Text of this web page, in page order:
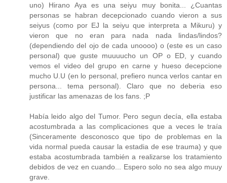
uno) Hirano Aya es una seiyu muy bonita... ¿Cuantas
personas se habran decepcionado cuando vieron a sus
seiyus (como por EJ la seiyu que interpreta a Mikuru) y
vieron que no eran para nada nada lindas/lindos?
(dependiendo del ojo de cada unoooo) o (este es un caso
personal) que guste muuuucho un OP o ED, y cuando
vemos el video del grupo en carne y hueso decepcione
mucho U.U (en lo personal, prefiero nunca verlos cantar en
persona... tema personal). Claro que no deberia eso
justificar las amenazas de los fans. ;P
Había leido algo del Tumor. Pero segun decía, ella estaba
acostumbrada a las complicaciones que a veces le traía
(Sinceramente desconosco que tipo de problemas en la
vida normal pueda causar la estadia de ese trauma) y que
estaba acostumbrada también a realizarse los tratamiento
debidos de vez en cuando... Espero solo no sea algo muuy
grave.